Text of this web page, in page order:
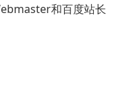
和百度站长